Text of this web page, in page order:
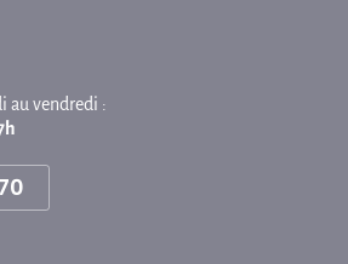
au vendredi :